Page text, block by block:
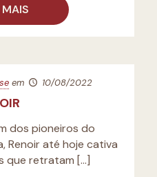
em 10/08/2022
dos pioneiros do
Renoir até hoje cativa
que retratam […]